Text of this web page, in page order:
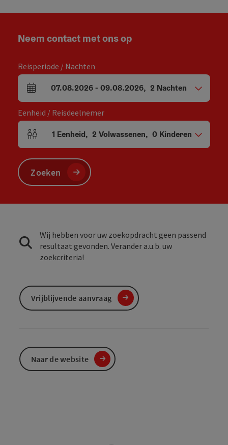
Neem contact met ons op
Reisperiode / Nachten
Velden voor aankomst en vertrek
07.08.2026- 09.08.2026, 2 Nachten
Eenheid / Reisdeelnemer
Aantal eenheden en persoonsvelden
1 Eenheid, 2 Volwassenen, 0 Kinderen
Zoeken
Wij hebben voor uw zoekopdracht geen passend
resultaat gevonden. Verander a.u.b. uw
zoekcriteria!
Vrijblijvende aanvraag
Naar de website